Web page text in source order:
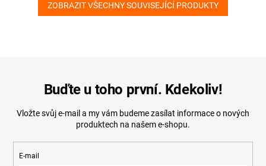
ZOBRAZIT VŠECHNY SOUVISEJÍCÍ PRODUKTY
Buďte u toho první. Kdekoliv!
Vložte svůj e-mail a my vám budeme zasílat informace o nových
produktech na našem e-shopu.
E-mail